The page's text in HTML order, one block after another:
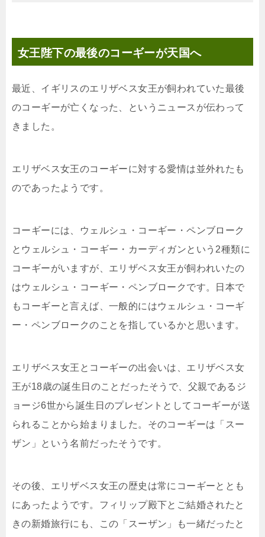
女王陛下の最後のコーギーが天国へ
最近、イギリスのエリザベス女王が飼われていた最後
のコーギーが亡くなった、というニュースが伝わって
きました。
エリザベス女王のコーギーに対する愛情は並外れたも
のであったようです。
コーギーには、ウェルシュ・コーギー・ペンブローク
とウェルシュ・コーギー・カーディガンという2種類に
コーギーがいますが、エリザベス女王が飼われいたの
はウェルシュ・コーギー・ペンブロークです。日本で
もコーギーと言えば、一般的にはウェルシュ・コーギ
ー・ペンブロークのことを指しているかと思います。
エリザベス女王とコーギーの出会いは、エリザベス女
王が18歳の誕生日のことだったそうで、父親であるジ
ョージ6世から誕生日のプレゼントとしてコーギーが送
られることから始まりました。そのコーギーは「スー
ザン」という名前だったそうです。
その後、エリザベス女王の歴史は常にコーギーととも
にあったようです。フィリップ殿下とご結婚されたと
きの新婚旅行にも、この「スーザン」も一緒だったと